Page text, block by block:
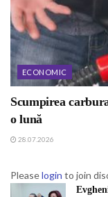
ECONOMIC
Scumpirea
o lună
28.07.2026
Pleaselogin to join